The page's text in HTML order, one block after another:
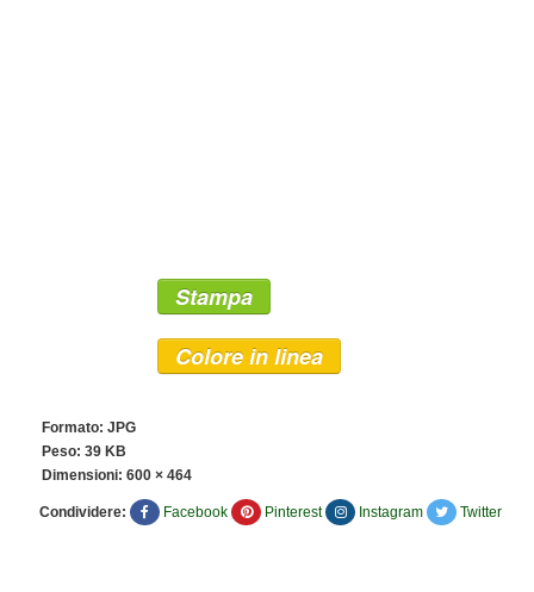
Stampa
Colore in linea
Formato: JPG
Peso: 39 KB
Dimensioni: 600 × 464
Condividere: Facebook Pinterest Instagram Twitter